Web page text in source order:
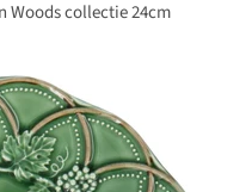
collectie 24cm